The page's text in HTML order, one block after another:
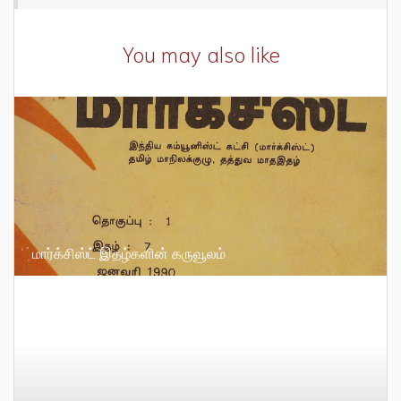
You may also like
மார்க்சிஸ்ட் இதழ்களின் கருவூலம்